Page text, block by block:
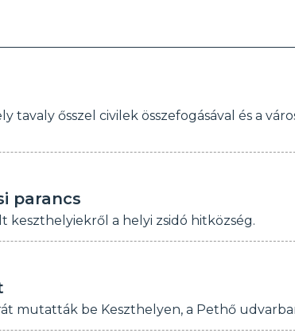
ősszel civilek összefogásával és a
parancs
a helyi zsidó hitközség.
mutatták be Keszthelyen, a Pethő